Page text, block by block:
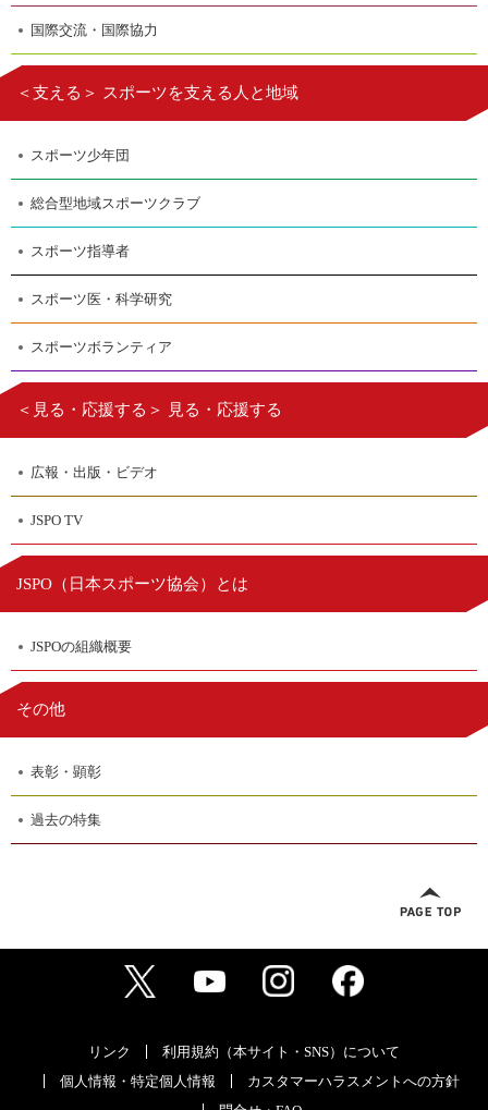
国際交流・国際協力
＜支える＞ スポーツを支える人と地域
スポーツ少年団
総合型地域スポーツクラブ
スポーツ指導者
スポーツ医・科学研究
スポーツボランティア
＜見る・応援する＞ 見る・応援する
広報・出版・ビデオ
JSPO TV
JSPO（ 日本スポーツ協会）とは
JSPOの組織概要
その他
表彰・顕彰
過去の特集
リンク
利用規約（本サイト・SNS）について
個人情報・特定個人情報
カスタマーハラスメントへの方針